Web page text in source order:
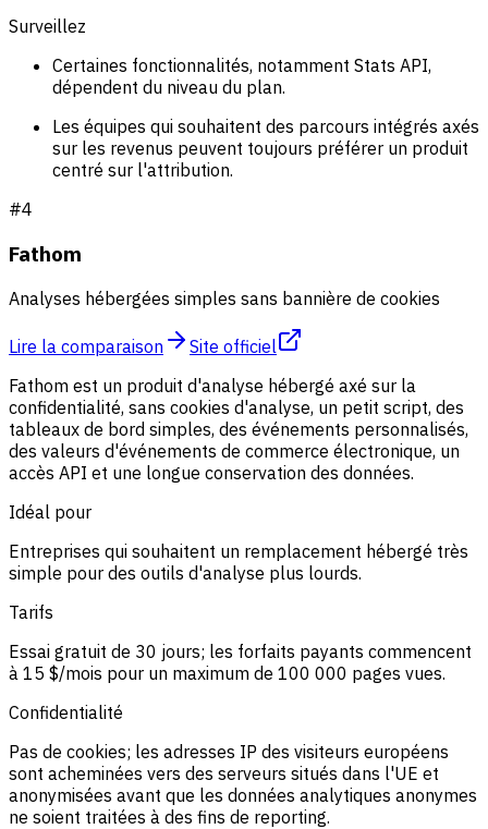
Surveillez
Certaines fonctionnalités, notamment Stats API,
dépendent du niveau du plan.
Les équipes qui souhaitent des parcours intégrés axés
sur les revenus peuvent toujours préférer un produit
centré sur l'attribution.
#4
Fathom
Analyses hébergées simples sans bannière de cookies
Lire la comparaison
Site officiel
Fathom est un produit d'analyse hébergé axé sur la
confidentialité, sans cookies d'analyse, un petit script, des
tableaux de bord simples, des événements personnalisés,
des valeurs d'événements de commerce électronique, un
accès API et une longue conservation des données.
Idéal pour
Entreprises qui souhaitent un remplacement hébergé très
simple pour des outils d'analyse plus lourds.
Tarifs
Essai gratuit de 30 jours; les forfaits payants commencent
à 15 $/mois pour un maximum de 100 000 pages vues.
Confidentialité
Pas de cookies; les adresses IP des visiteurs européens
sont acheminées vers des serveurs situés dans l'UE et
anonymisées avant que les données analytiques anonymes
ne soient traitées à des fins de reporting.